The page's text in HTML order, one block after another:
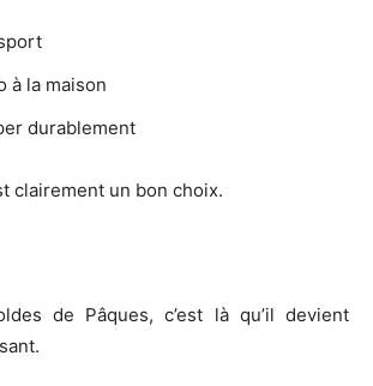
à la maison
durablement
clairement un bon choix.
de Pâques, c’est là qu’il devient